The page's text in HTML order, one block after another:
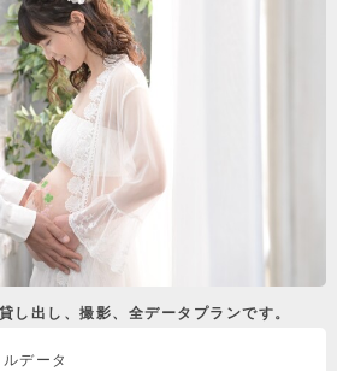
し出し、撮影、全データプランです。
データ